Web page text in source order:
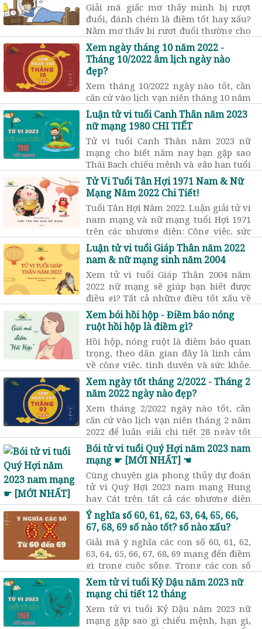
Giải mã giấc mơ thấy mình bị rượt
đuổi, đánh chém là điềm tốt hay xấu?
Nằm mơ thấy bị rượt đuổi thường cho
biết những lo lắng và bất an trong
lòng cùng điềm lãnh dữ trong tương
lai
Xem ngày tháng 10 năm 2022 -
Tháng 10/2022 âm lịch ngày nào
đẹp?
Xem tháng 10/2022 ngày nào tốt, cần
căn cứ vào lịch vạn niên tháng 10 năm
2022 để luận giải chi tiết 30 ngày tốt
hay xấu? lựa chọn ngày đẹp sinh con,
mua xe, cưới hỏi …
Luận tử vi tuổi Canh Thân năm 2023
nữ mạng 1980 CHI TIẾT
Tử vi tuổi Canh Thân năm 2023 nữ
mạng cho biết năm nay bạn gặp sao
Thái Bạch chiếu mệnh và gặp hạn tuổi
Thiên La. Vậy cuộc sống của bạn có
những thay đổi như thế nào?
Tử Vi Tuổi Tân Hợi 1971 Nam & Nữ
Mạng Năm 2022 Chi Tiết!
Tuổi Tân Hợi Năm 2022. Luận giải tử vi
nam mạng và nữ mạng tuổi Hợi 1971
trên các phương diện: Công việc, sức
khỏe, tình cảm, vận hạn trong năm
mới 2022.
Luận tử vi tuổi Giáp Thân năm 2022
nam & nữ mạng sinh năm 2004
Xem tử vi tuổi Giáp Thân 2004 năm
2022 nữ mạng sẽ giúp bạn biết được
điều gì? Tất cả những điều tốt xấu về
Tình Duyên, Học Hành, Sức khỏe ...
Xem bói hồi hộp - Điềm báo nóng
ruột hồi hộp là điềm gì?
Hồi hộp, nóng ruột là điềm báo quan
trọng, theo dân gian đây là linh cảm
về công việc, tình duyên và sức khỏe.
Điềm báo nóng ruột, hồi hộp, tim đập
nhanh tạo ra sự bồn chồn hay lo lắng.
Xem ngày tốt tháng 2/2022 - Tháng 2
năm 2022 ngày nào đẹp?
Xem tháng 2/2022 ngày nào tốt, cần
căn cứ vào lịch vạn niên tháng 2 năm
2022 để luận giải chi tiết 28 ngày tốt
hay xấu? lựa chọn ngày đẹp khai
trương, mua xe, cưới hỏi …
Bói tử vi tuổi Quý Hợi năm 2023 nam
mạng ☛ [MỚI NHẤT] ☚
Cùng chuyên gia phong thủy dự đoán
tử vi Quý Hợi 2023 nam mạng Hung
hay Cát trên tất cả các phương diện
cuộc sống. Trước tiên hãy tìm hiểu đôi
nét về nam tuổi Quý Hợi sinh năm
1983
Ý nghĩa số 60, 61, 62, 63, 64, 65, 66,
67, 68, 69 số nào tốt? số nào xấu?
Giải mã ý nghĩa các con số 60, 61, 62,
63, 64, 65, 66, 67, 68, 69 mang đến điềm
gì trong cuộc sống. Trong các con số
từ 10 đến 19 số nào là số may mắn, số
nào là số xui xẻo?
Xem tử vi tuổi Kỷ Dậu năm 2023 nữ
mạng chi tiết 12 tháng
Xem tử vi tuổi Kỷ Dậu năm 2023 nữ
mạng gặp sao gì chiếu mệnh, hạn gì,